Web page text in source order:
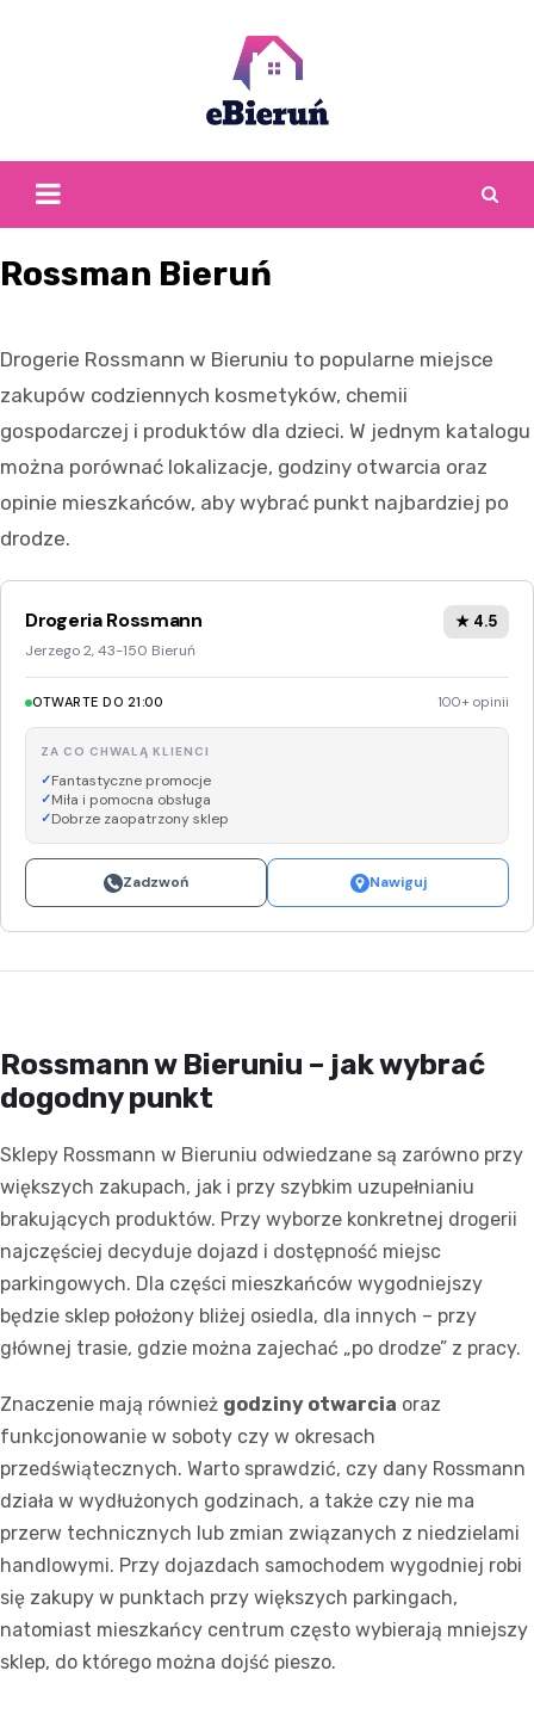
Rossman Bieruń
Drogerie Rossmann w Bieruniu to popularne miejsce
zakupów codziennych kosmetyków, chemii
gospodarczej i produktów dla dzieci. W jednym katalogu
można porównać lokalizacje, godziny otwarcia oraz
opinie mieszkańców, aby wybrać punkt najbardziej po
drodze.
Drogeria Rossmann
Jerzego 2, 43-150 Bieruń
★ 4.5
OTWARTE DO 21:00 100+ opinii
ZA CO CHWALĄ KLIENCI
Fantastyczne promocje
Miła i pomocna obsługa
Dobrze zaopatrzony sklep
Zadzwoń Nawiguj
Rossmann w Bieruniu – jak wybrać
dogodny punkt
Sklepy Rossmann w Bieruniu odwiedzane są zarówno przy
większych zakupach, jak i przy szybkim uzupełnianiu
brakujących produktów. Przy wyborze konkretnej drogerii
najczęściej decyduje dojazd i dostępność miejsc
parkingowych. Dla części mieszkańców wygodniejszy
będzie sklep położony bliżej osiedla, dla innych – przy
głównej trasie, gdzie można zajechać „po drodze” z pracy.
Znaczenie mają również godziny otwarcia oraz
funkcjonowanie w soboty czy w okresach
przedświątecznych. Warto sprawdzić, czy dany Rossmann
działa w wydłużonych godzinach, a także czy nie ma
przerw technicznych lub zmian związanych z niedzielami
handlowymi. Przy dojazdach samochodem wygodniej robi
się zakupy w punktach przy większych parkingach,
natomiast mieszkańcy centrum często wybierają mniejszy
sklep, do którego można dojść pieszo.